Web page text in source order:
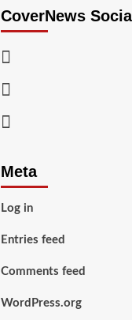
CoverNews Social
Meta
Log in
Entries feed
Comments feed
WordPress.org